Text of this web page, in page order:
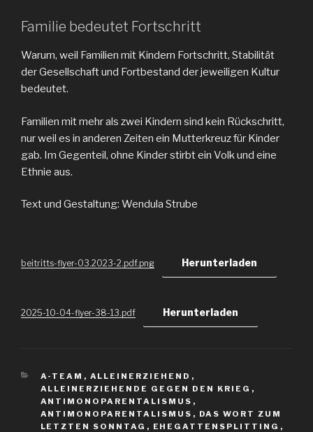
Familie bedeutet Fortschritt
Warum, weil Familien mit Kindern Fortschritt, Stabilität
der Gesellschaft und Fortbestand der jeweiligen Kultur
bedeutet.
Familien mit mehr als zwei Kindern sind kein Rückschritt,
nur weil es in anderen Zeiten ein Mutterkreuz für Kinder
gab. Im Gegenteil, ohne Kinder stirbt ein Volk und eine
Ethnie aus.
Text und Gestaltung: Wendula Strube
beitritts-flyer-03.2023-2.pdf.png Herunterladen
2025-10-04-flyer-38-13.pdf Herunterladen
KATEGORIEN
A-TEAM , ALLEINERZIEHEND ,
ALLEINERZIEHENDE GEGEN DEN KRIEG ,
ANTIMONOPARENTALISMUS ,
ANTIMONOPARENTALISMUS , DAS WORT ZUM
LETZTEN SONNTAG , EHEGATTENSPLITTING ,